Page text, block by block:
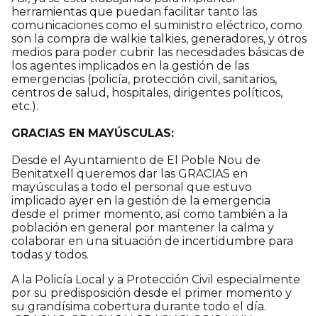
herramientas que puedan facilitar tanto las
comunicaciones como el suministro eléctrico, como
son la compra de walkie talkies, generadores, y otros
medios para poder cubrir las necesidades básicas de
los agentes implicados en la gestión de las
emergencias (policía, protección civil, sanitarios,
centros de salud, hospitales, dirigentes políticos,
etc.).
GRACIAS EN MAYÚSCULAS:
Desde el Ayuntamiento de El Poble Nou de
Benitatxell queremos dar las GRACIAS en
mayúsculas a todo el personal que estuvo
implicado ayer en la gestión de la emergencia
desde el primer momento, así como también a la
población en general por mantener la calma y
colaborar en una situación de incertidumbre para
todas y todos.
A la Policía Local y a Protección Civil especialmente
por su predisposición desde el primer momento y
su grandísima cobertura durante todo el día.